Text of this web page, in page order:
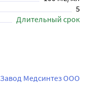
5
Длительный срок
Завод Медсинтез ООО